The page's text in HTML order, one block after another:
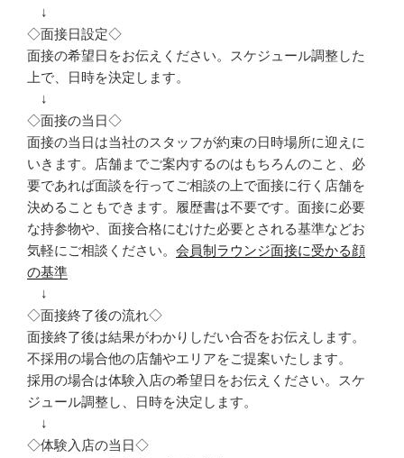
↓
◇面接日設定◇
面接の希望日をお伝えください。スケジュール調整した
上で、日時を決定します。
↓
◇面接の当日◇
面接の当日は当社のスタッフが約束の日時場所に迎えに
いきます。店舗までご案内するのはもちろんのこと、必
要であれば面談を行ってご相談の上で面接に行く店舗を
決めることもできます。履歴書は不要です。面接に必要
な持参物や、面接合格にむけた必要とされる基準などお
気軽にご相談ください。 会員制ラウンジ面接に受かる顔
の基準
↓
◇面接終了後の流れ◇
面接終了後は結果がわかりしだい合否をお伝えします。
不採用の場合他の店舗やエリアをご提案いたします。
採用の場合は体験入店の希望日をお伝えください。スケ
ジュール調整し、日時を決定します。
↓
◇体験入店の当日◇